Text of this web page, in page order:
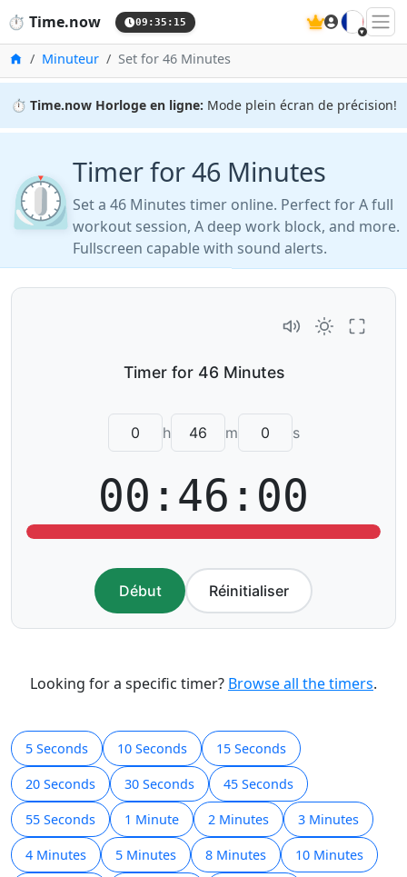
⏱️ Time.now 09:35:16 🇫🇷
Accueil
Minuteur Set for 46 Minutes
⏱️ Time.now Horloge en ligne: Mode plein écran de précision!
⏲️Timer for 46 Minutes
Set a 46 Minutes timer online. Perfect for A full
workout session, A deep work block, and more.
Fullscreen capable with sound alerts.
h m s
00:46:00
Début Réinitialiser
Looking for a specific timer? Browse all the timers.
5 Seconds 10 Seconds 15 Seconds
20 Seconds 30 Seconds 45 Seconds
55 Seconds 1 Minute 2 Minutes 3 Minutes
4 Minutes 5 Minutes 8 Minutes 10 Minutes